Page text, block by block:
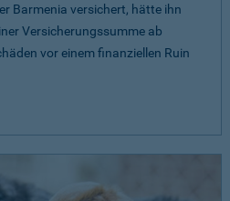
Barmenia versichert, hätte ihn
Versicherungssumme ab
vor einem finanziellen Ruin